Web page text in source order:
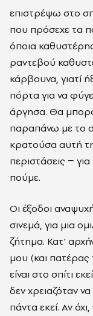
επιστρέψω στο
που πρόσεχε τα
όποια
ραντεβού
κάρβουνα, γιατί
πόρτα για να
άργησα. Θα
παραπάνω με το
κρατούσα αυτή
περιστάσεις −
πούμε.
Οι έξοδοι
σινεμά, για μια
ζήτημα. Κατ'
μου (και
είναι στο σπίτι
δεν χρειαζόταν
πάντα εκεί. Αν